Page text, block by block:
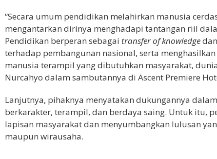
“Secara umum pendidikan melahirkan manusia
mengantarkan dirinya menghadapi tantangan riil
Pendidikan berperan sebagai transfer of knowledgedan
terhadap pembangunan nasional, serta
manusia terampil yang dibutuhkan masyarakat,
Nurcahyo dalam sambutannya di Ascent Premiere
Lanjutnya, pihaknya menyatakan dukungannya
berkarakter, terampil, dan berdaya saing. Untuk itu,
lapisan masyarakat dan menyumbangkan lulusan
maupun wirausaha.